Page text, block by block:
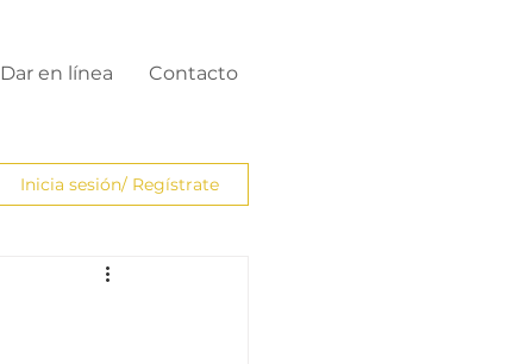
Dar en línea Contacto
Inicia sesión/ Regístrate